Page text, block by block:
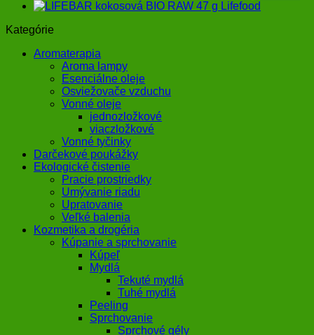
Kategórie
Aromaterapia
Aroma lampy
Esenciálne oleje
Osviežovače vzduchu
Vonné oleje
jednozložkové
viaczložkové
Vonné tyčinky
Darčekové poukážky
Ekologické čistenie
Pracie prostriedky
Umývanie riadu
Upratovanie
Veľké balenia
Kozmetika a drogéria
Kúpanie a sprchovanie
Kúpeľ
Mydlá
Tekuté mydlá
Tuhé mydlá
Peeling
Sprchovanie
Sprchové gély